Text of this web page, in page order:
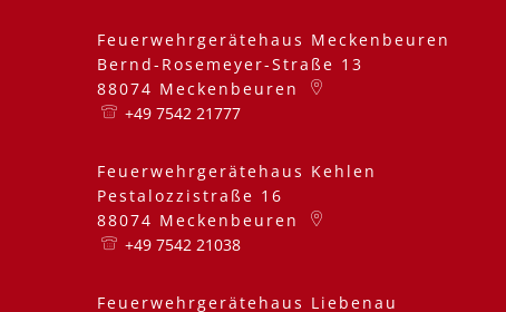
Feuerwehrgerätehaus Meckenbeuren
Bernd-Rosemeyer-Straße 13
88074 Meckenbeuren
+49 7542 21777
Feuerwehrgerätehaus Kehlen
Pestalozzistraße 16
88074 Meckenbeuren
+49 7542 21038
Feuerwehrgerätehaus Liebenau